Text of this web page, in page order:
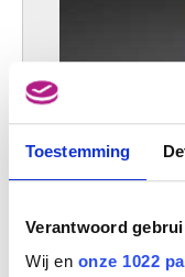
Toestemming
Verantwoord
Wij en onze 1022